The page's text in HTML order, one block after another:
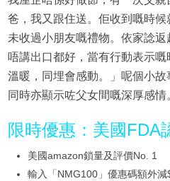
爸，我又跟住送。佢收到嘅時
未收過小朋友嘅禮物。依家諗
唔講出口都好，當有行動表示
溫暖，同埋會感動。」呢個小故
同時亦顯示咗父女間嘅深厚感情
限時優惠：美國FDA
美國amazon鎖量及評價No. 1
輸入「NMG100」優惠碼額外減